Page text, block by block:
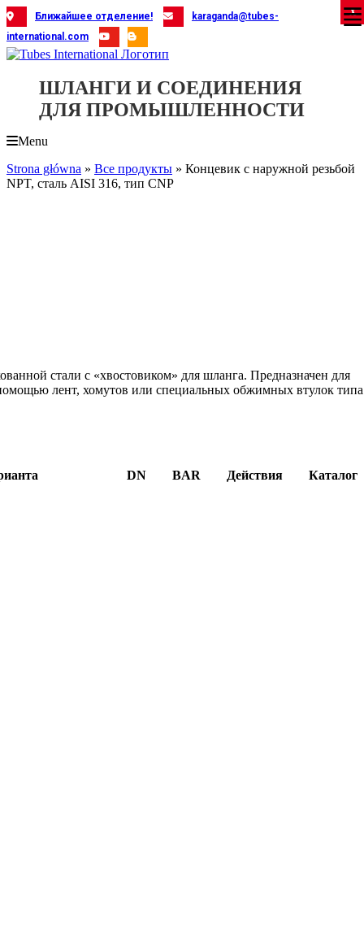
Skip
to
content
Ближайшее отделение!
karaganda@tubes-
international.com
ШЛАНГИ И СОЕДИНЕНИЯ
ДЛЯ ПРОМЫШЛЕННОСТИ
Menu
Strona główna » Все продукты » Концевик с наружной резьбой
NPT, сталь AISI 316, тип CNP
стали с «хвостовиком» для шланга. Предназначен для
лент, хомутов или специальных обжимных втулок типа
DN BAR Действия Каталог
X
X
X
X
X
X
X
X
X
X
X
X
X
X
X
X
X
X
X